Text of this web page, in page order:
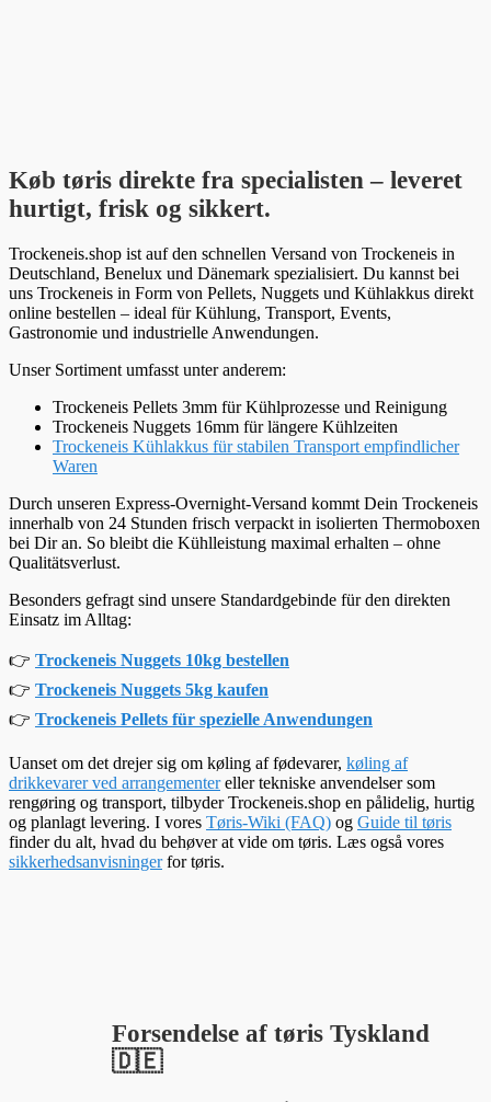
Køb tøris direkte fra specialisten – leveret
hurtigt, frisk og sikkert.
Trockeneis.shop ist auf den schnellen Versand von Trockeneis in
Deutschland, Benelux und Dänemark spezialisiert. Du kannst bei
uns Trockeneis in Form von Pellets, Nuggets und Kühlakkus direkt
online bestellen – ideal für Kühlung, Transport, Events,
Gastronomie und industrielle Anwendungen.
Unser Sortiment umfasst unter anderem:
Trockeneis Pellets 3mm für Kühlprozesse und Reinigung
Trockeneis Nuggets 16mm für längere Kühlzeiten
Trockeneis Kühlakkus für stabilen Transport empfindlicher
Waren
Durch unseren Express-Overnight-Versand kommt Dein Trockeneis
innerhalb von 24 Stunden frisch verpackt in isolierten Thermoboxen
bei Dir an. So bleibt die Kühlleistung maximal erhalten – ohne
Qualitätsverlust.
Besonders gefragt sind unsere Standardgebinde für den direkten
Einsatz im Alltag:
👉 Trockeneis Nuggets 10kg bestellen
👉 Trockeneis Nuggets 5kg kaufen
👉 Trockeneis Pellets für spezielle Anwendungen
Uanset om det drejer sig om køling af fødevarer, køling af
drikkevarer ved arrangementereller tekniske anvendelser som
rengøring og transport, tilbyder Trockeneis.shop en pålidelig, hurtig
og planlagt levering. I vores Tøris-Wiki (FAQ) og Guide til tøris
finder du alt, hvad du behøver at vide om tøris. Læs også vores
sikkerhedsanvisningerfor tøris.
Forsendelse af tøris Tyskland
🇩🇪